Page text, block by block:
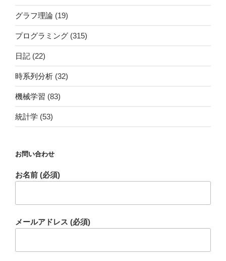
グラフ理論 (19)
プログラミング (315)
日記 (22)
時系列分析 (32)
機械学習 (83)
統計学 (53)
お問い合わせ
お名前 (必須)
メールアドレス (必須)